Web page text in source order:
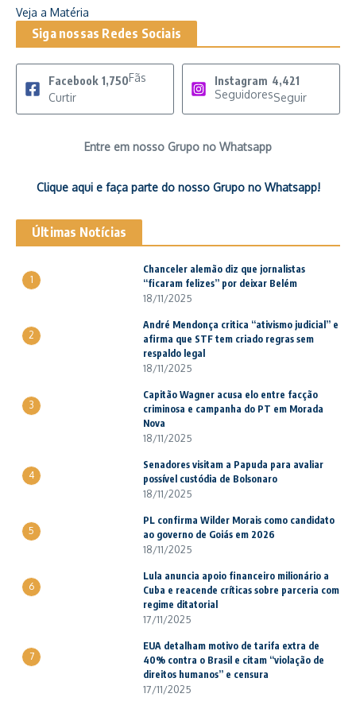
Veja a Matéria
Siga nossas Redes Sociais
Facebook 1,750Fãs
Curtir
Instagram 4,421
SeguidoresSeguir
Entre em nosso Grupo no Whatsapp
Clique aqui e faça parte do nosso Grupo no Whatsapp!
Últimas Notícias
1
Chanceler alemão diz que jornalistas
“ficaram felizes” por deixar Belém
18/11/2025
2
André Mendonça critica “ativismo judicial” e
afirma que STF tem criado regras sem
respaldo legal
18/11/2025
3
Capitão Wagner acusa elo entre facção
criminosa e campanha do PT em Morada
Nova
18/11/2025
4
Senadores visitam a Papuda para avaliar
possível custódia de Bolsonaro
18/11/2025
5
PL confirma Wilder Morais como candidato
ao governo de Goiás em 2026
18/11/2025
6
Lula anuncia apoio financeiro milionário a
Cuba e reacende críticas sobre parceria com
regime ditatorial
17/11/2025
7
EUA detalham motivo de tarifa extra de
40% contra o Brasil e citam “violação de
direitos humanos” e censura
17/11/2025